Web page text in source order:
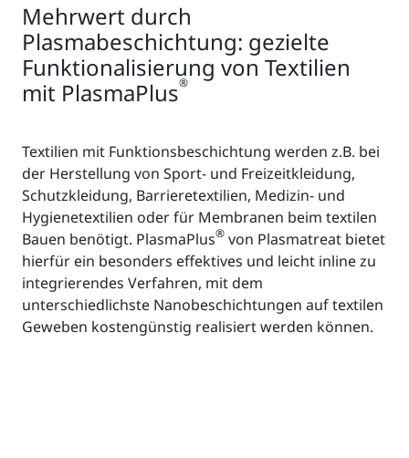
Mehrwert durch
Plasmabeschichtung: gezielte
Funktionalisierung von Textilien
mit PlasmaPlus®
Textilien mit Funktionsbeschichtung werden z.B. bei
der Herstellung von Sport- und Freizeitkleidung,
Schutzkleidung, Barrieretextilien, Medizin- und
Hygienetextilien oder für Membranen beim textilen
Bauen benötigt. PlasmaPlus® von Plasmatreat bietet
hierfür ein besonders effektives und leicht inline zu
integrierendes Verfahren, mit dem
unterschiedlichste Nanobeschichtungen auf textilen
Geweben kostengünstig realisiert werden können.